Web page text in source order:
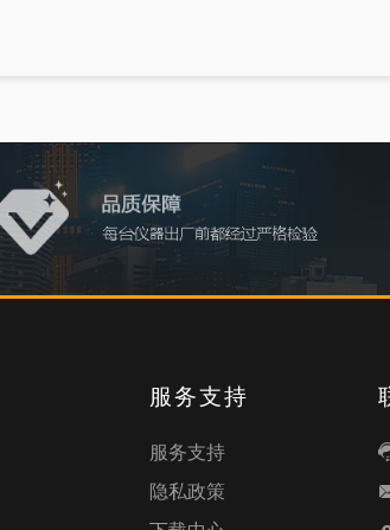
服务支持
服务支持
隐私政策